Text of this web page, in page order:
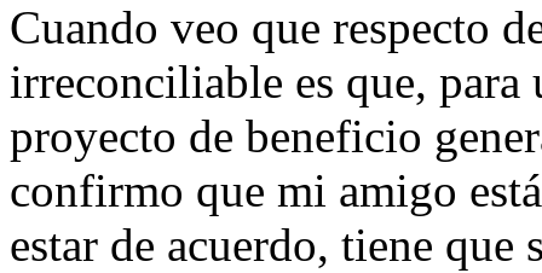
Cuando veo que respecto
irreconciliable es que, para
proyecto de beneficio
confirmo que mi amigo
estar de acuerdo, tiene que